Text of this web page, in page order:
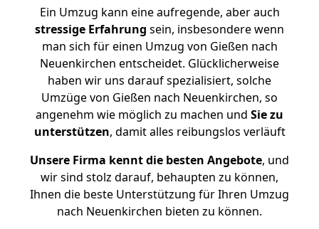
Ein Umzug kann eine aufregende, aber auch
stressige Erfahrung sein, insbesondere wenn
man sich für einen Umzug von Gießen nach
Neuenkirchen entscheidet. Glücklicherweise
haben wir uns darauf spezialisiert, solche
Umzüge von Gießen nach Neuenkirchen, so
angenehm wie möglich zu machen und Sie zu
unterstützen, damit alles reibungslos verläuft
Unsere Firma kennt die besten Angebote, und
wir sind stolz darauf, behaupten zu können,
Ihnen die beste Unterstützung für Ihren Umzug
nach Neuenkirchen bieten zu können.